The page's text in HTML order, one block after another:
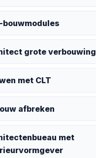
bouwmodules
grote verbouwing
met CLT
afbreken
met